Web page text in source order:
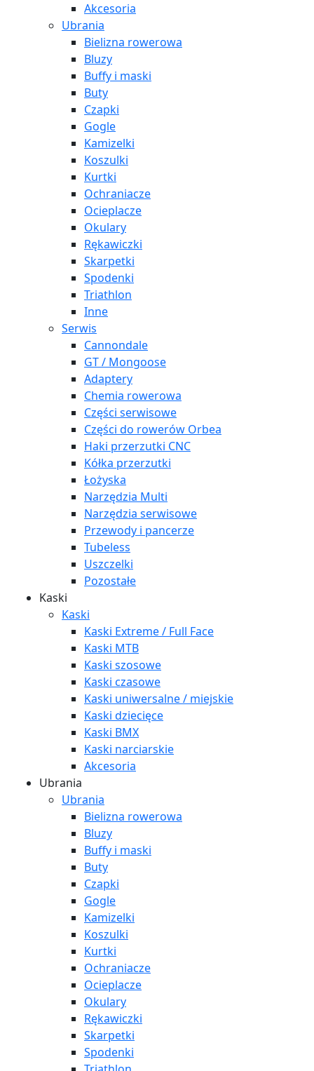
Akcesoria
Ubrania
Bielizna rowerowa
Bluzy
Buffy i maski
Buty
Czapki
Gogle
Kamizelki
Koszulki
Kurtki
Ochraniacze
Ocieplacze
Okulary
Rękawiczki
Skarpetki
Spodenki
Triathlon
Inne
Serwis
Cannondale
GT / Mongoose
Adaptery
Chemia rowerowa
Części serwisowe
Części do rowerów Orbea
Haki przerzutki CNC
Kółka przerzutki
Łożyska
Narzędzia Multi
Narzędzia serwisowe
Przewody i pancerze
Tubeless
Uszczelki
Pozostałe
Kaski
Kaski
Kaski Extreme / Full Face
Kaski MTB
Kaski szosowe
Kaski czasowe
Kaski uniwersalne / miejskie
Kaski dziecięce
Kaski BMX
Kaski narciarskie
Akcesoria
Ubrania
Ubrania
Bielizna rowerowa
Bluzy
Buffy i maski
Buty
Czapki
Gogle
Kamizelki
Koszulki
Kurtki
Ochraniacze
Ocieplacze
Okulary
Rękawiczki
Skarpetki
Spodenki